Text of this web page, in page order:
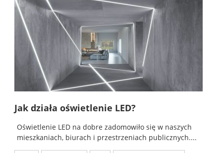
Jak działa oświetlenie LED?
Oświetlenie LED na dobre zadomowiło się w naszych
mieszkaniach, biurach i przestrzeniach publicznych....